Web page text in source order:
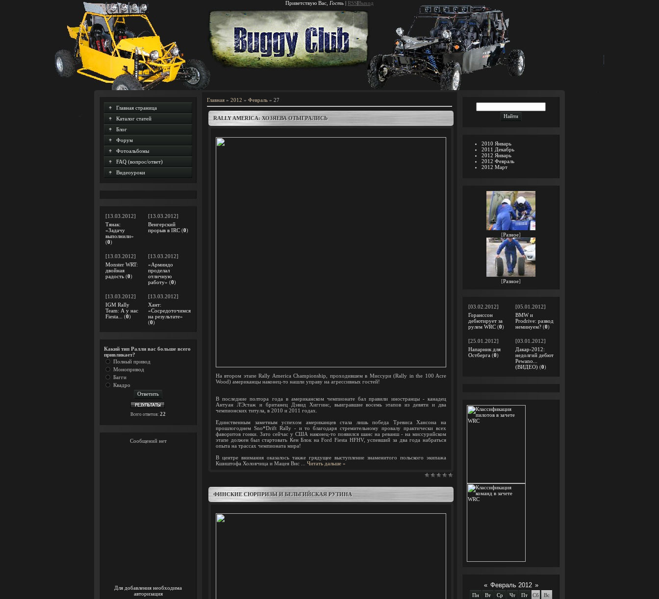
Приветствую Вас Гость | RSS|Выход
Главная страница
Каталог статей
Блог
Форум
Фотоальбомы
FAQ (вопрос/ответ)
Видеоуроки
[13.03.2012]
Тянак:
«Задачу
выполнили»
(0)
[13.03.2012]
Венгерский
прорыв в IRC (0)
[13.03.2012]
Monster WRT:
двойная
радость (0)
[13.03.2012]
«Арминдо
проделал
отличную
работу» (0)
[13.03.2012]
IGM Rally
Team: А у нас
Fiesta...
(0)
[13.03.2012]
Хант:
«Сосредоточимся
на результате»
(0)
Какий тип Ралли вас больше всего
привликает?
Полный привод
Монопривод
Багги
Квадро
Всего ответов: 22
Для добавления необходима
авторизация
Главная » 2012 » Февраль » 27
RALLY AMERICA: ХОЗЯЕВА ОТЫГРАЛИСЬ
На втором этапе Rally America Championship, проходившем в Миссури (Rally in the 100 Acre
Wood) американцы наконец-то нашли управу на агрессивных гостей!
В последние полтора года в американском чемпионате бал правили иностранцы - канадец
Антуан Л'Эстаж и британец Дэвид Хиггинс, выигравшие восемь этапов из девяти и два
чемпионских титула, в 2010 и 2011 годах.
Единственным заметным успехом американцев стала лишь победа Тревиса Хансона на
прошлогоднем Sno*Drift Rally - и то благодаря стремительному провалу практически всех
фаворитов гонки. Зато сейчас у США наконец-то появился шанс на реванш - на миссурийском
этапе должен был стартовать Кен Блок на Ford Fiesta HFHV, успевший за два года набраться
опыта на трассах чемпионата мира!
В центре внимания оказалось также грядущее выступление знаменитого польского экипажа
Кшиштофа Холовчица и Мацея Вис
Читать дальше »
ФИНСКИЕ СЮРПРИЗЫ И БЕЛЬГИЙСКАЯ РУТИНА
2010 Январь
2011 Декабрь
2012 Январь
2012 Февраль
2012 Март
[Разное]
[Разное]
[03.02.2012]
Горанссон
дебютирует за
рулем WRC (0)
[05.01.2012]
BMW и
Prodrive: развод
неминуем? (0)
[25.01.2012]
Напарник для
Остберга (0)
[03.01.2012]
Дакар-2012:
недолгий дебют
Pewano...
(ВИДЕО) (0)
« Февраль 2012 »
Пн Вт Ср Чт Пт Сб
Вс